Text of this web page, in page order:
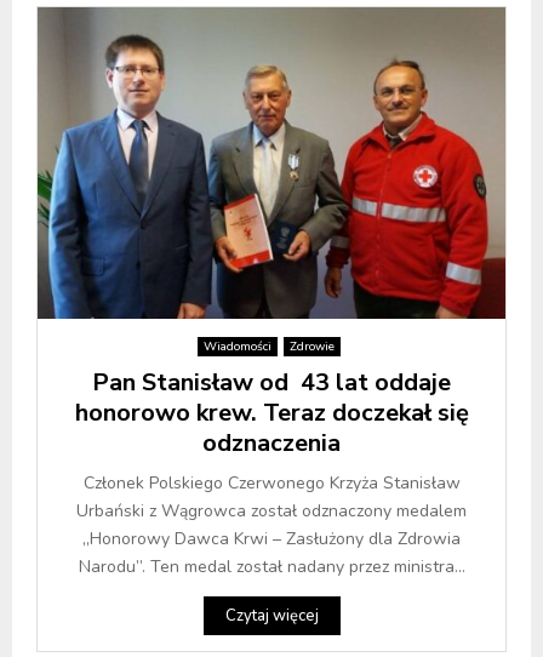
Wiadomości Zdrowie
Pan Stanisław od 43 lat oddaje
honorowo krew. Teraz doczekał się
odznaczenia
Członek Polskiego Czerwonego Krzyża Stanisław
Urbański z Wągrowca został odznaczony medalem
„Honorowy Dawca Krwi – Zasłużony dla Zdrowia
Narodu”. Ten medal został nadany przez ministra...
Czytaj więcej